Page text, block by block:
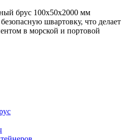
брус 100х50х2000 мм
швартовку, что делает
в морской и портовой